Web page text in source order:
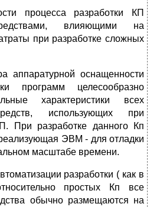
процесса разработки КП
влияющими на
при разработке сложных
аппаратурной оснащенности
программ целесообразно
характеристики всех
использующих при
При разработке данного Кп
ЭВМ - для отладки
масштабе времени.
разработки ( как в
простых Кп все
обычно размещаются на